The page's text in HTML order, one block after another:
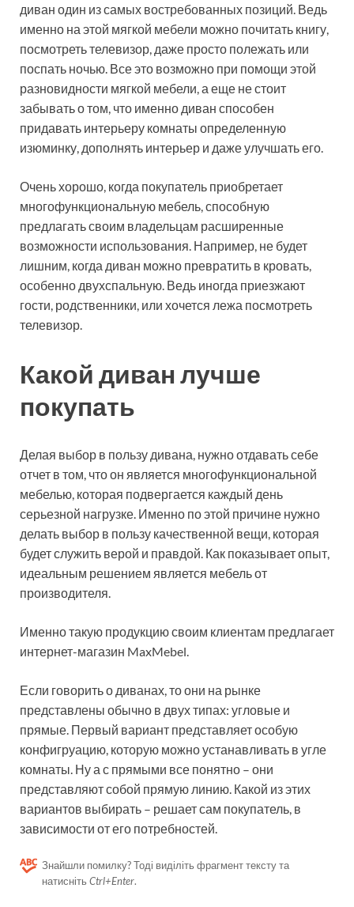
диван один из самых востребованных позиций. Ведь
именно на этой мягкой мебели можно почитать книгу,
посмотреть телевизор, даже просто полежать или
поспать ночью. Все это возможно при помощи этой
разновидности мягкой мебели, а еще не стоит
забывать о том, что именно диван способен
придавать интерьеру комнаты определенную
изюминку, дополнять интерьер и даже улучшать его.
Очень хорошо, когда покупатель приобретает
многофункциональную мебель, способную
предлагать своим владельцам расширенные
возможности использования. Например, не будет
лишним, когда диван можно превратить в кровать,
особенно двухспальную. Ведь иногда приезжают
гости, родственники, или хочется лежа посмотреть
телевизор.
Какой диван лучше
покупать
Делая выбор в пользу дивана, нужно отдавать себе
отчет в том, что он является многофункциональной
мебелью, которая подвергается каждый день
серьезной нагрузке. Именно по этой причине нужно
делать выбор в пользу качественной вещи, которая
будет служить верой и правдой. Как показывает опыт,
идеальным решением является мебель от
производителя.
Именно такую продукцию своим клиентам предлагает
интернет-магазин MaxMebel.
Если говорить о диванах, то они на рынке
представлены обычно в двух типах: угловые и
прямые. Первый вариант представляет особую
конфигруацию, которую можно устанавливать в угле
комнаты. Ну а с прямыми все понятно – они
представляют собой прямую линию. Какой из этих
вариантов выбирать – решает сам покупатель, в
зависимости от его потребностей.
Знайшли помилку? Тоді виділіть фрагмент тексту та
натисніть Ctrl+Enter.